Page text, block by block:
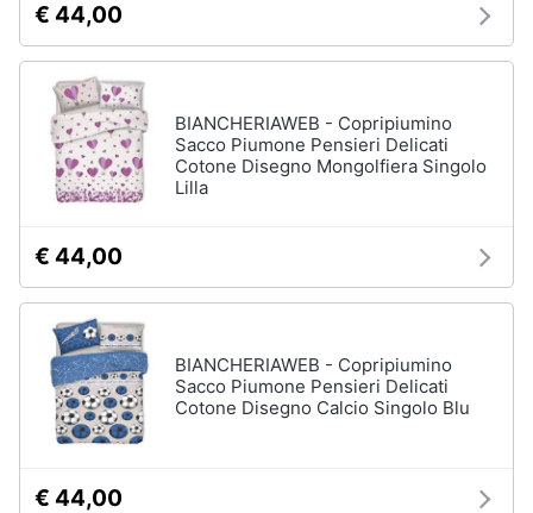
Casette
in
legno
Gazebo
Lavanderia
Portabiancheria
Lavatoio
Mobili
lavanderia
Armadio
portascope
Vedi
€ 44,00
BIANCHERIAWEB - Copripiumino
Sacco Piumone Pensieri Delicati
Cotone Disegno Mongolfiera Singolo
Lilla
€ 44,00
BIANCHERIAWEB - Copripiumino
Sacco Piumone Pensieri Delicati
Cotone Disegno Calcio Singolo Blu
€ 44,00